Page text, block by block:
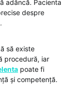
adâncă. Pacienta
despre
să existe
procedură, iar
poate fi
și competență.